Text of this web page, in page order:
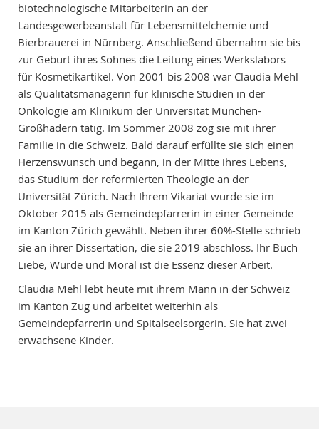
biotechnologische Mitarbeiterin an der
Landesgewerbeanstalt für Lebensmittelchemie und
Bierbrauerei in Nürnberg. Anschließend übernahm sie bis
zur Geburt ihres Sohnes die Leitung eines Werkslabors
für Kosmetikartikel. Von 2001 bis 2008 war Claudia Mehl
als Qualitätsmanagerin für klinische Studien in der
Onkologie am Klinikum der Universität München-
Großhadern tätig. Im Sommer 2008 zog sie mit ihrer
Familie in die Schweiz. Bald darauf erfüllte sie sich einen
Herzenswunsch und begann, in der Mitte ihres Lebens,
das Studium der reformierten Theologie an der
Universität Zürich. Nach Ihrem Vikariat wurde sie im
Oktober 2015 als Gemeindepfarrerin in einer Gemeinde
im Kanton Zürich gewählt. Neben ihrer 60%-Stelle schrieb
sie an ihrer Dissertation, die sie 2019 abschloss. Ihr Buch
Liebe, Würde und Moral ist die Essenz dieser Arbeit.
Claudia Mehl lebt heute mit ihrem Mann in der Schweiz
im Kanton Zug und arbeitet weiterhin als
Gemeindepfarrerin und Spitalseelsorgerin. Sie hat zwei
erwachsene Kinder.